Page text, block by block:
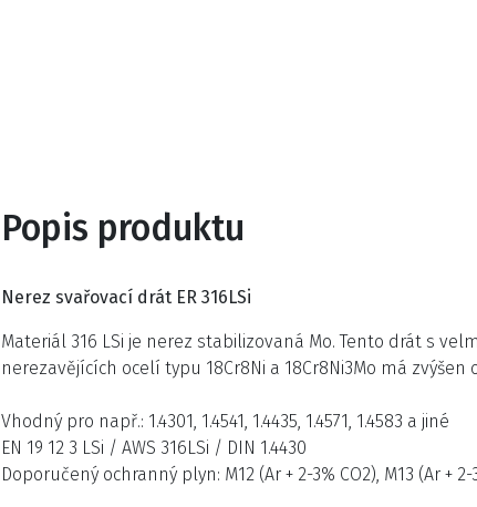
Popis produktu
Nerez svařovací drát ER 316LSi
Materiál 316 LSi je nerez stabilizovaná Mo. Tento drát s
nerezavějících ocelí typu 18Cr8Ni a 18Cr8Ni3Mo má
Vhodný pro např.: 1.4301, 1.4541, 1.4435, 1.4571, 1.4583 a jiné
EN 19 12 3 LSi / AWS 316LSi / DIN 1.4430
Doporučený ochranný plyn: M12 (Ar + 2-3% CO2), M13 (Ar + 2-